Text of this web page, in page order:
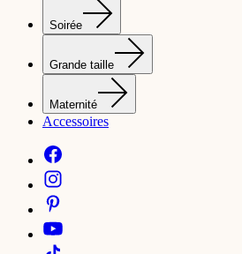
Soirée
Grande taille
Maternité
Accessoires